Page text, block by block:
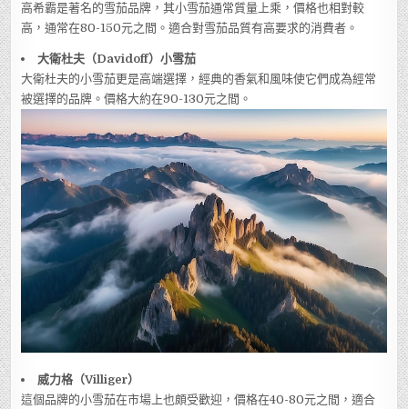
高希霸是著名的雪茄品牌，其小雪茄通常質量上乘，價格也相對較
高，通常在80-150元之間。適合對雪茄品質有高要求的消費者。
大衛杜夫（Davidoff）小雪茄
大衛杜夫的小雪茄更是高端選擇，經典的香氣和風味使它們成為經常
被選擇的品牌。價格大約在90-130元之間。
威力格（Villiger）
這個品牌的小雪茄在市場上也頗受歡迎，價格在40-80元之間，適合